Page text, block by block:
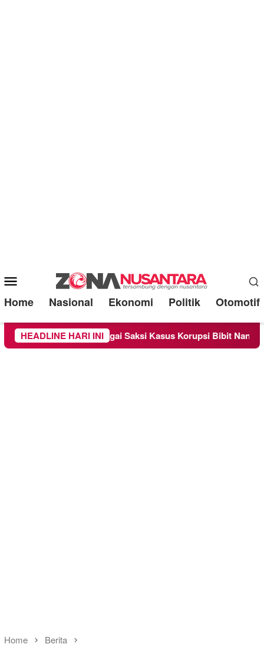
Mobile
Menu
Home Nasional Ekonomi Politik Otomotif
HEADLINE HARI INI
Diperiksa Sebagai Saksi Kasus Korupsi Bibit Nanas Sulsel
Home Berita